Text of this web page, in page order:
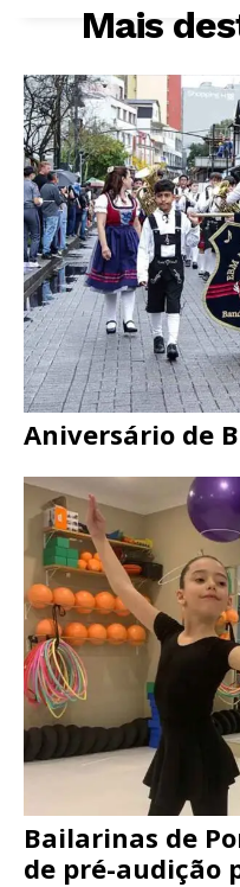
Mais
Aniversário de
Bailarinas de
de pré-audição